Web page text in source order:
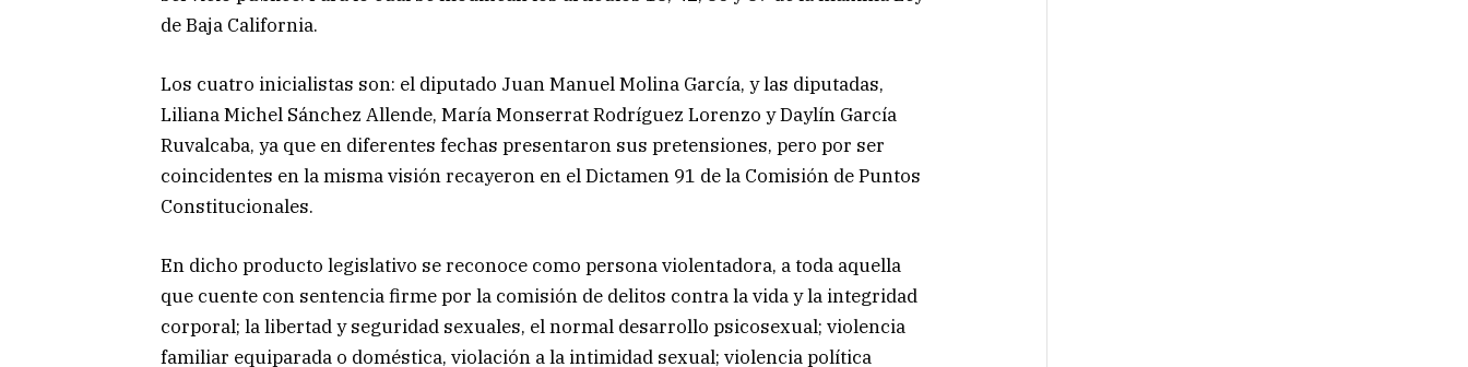
de Baja California.
Los cuatro inicialistas son: el diputado Juan Manuel Molina García, y las diputadas,
Liliana Michel Sánchez Allende, María Monserrat Rodríguez Lorenzo y Daylín García
Ruvalcaba, ya que en diferentes fechas presentaron sus pretensiones, pero por ser
coincidentes en la misma visión recayeron en el Dictamen 91 de la Comisión de Puntos
Constitucionales.
En dicho producto legislativo se reconoce como persona violentadora, a toda aquella
que cuente con sentencia firme por la comisión de delitos contra la vida y la integridad
corporal; la libertad y seguridad sexuales, el normal desarrollo psicosexual; violencia
familiar equiparada o doméstica, violación a la intimidad sexual; violencia política